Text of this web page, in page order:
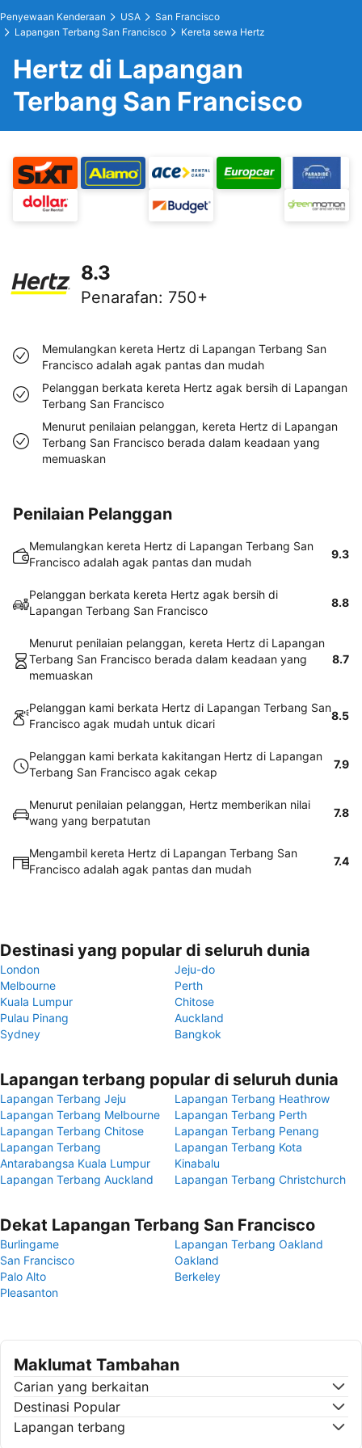
Penyewaan Kenderaan USA
San Francisco
Lapangan Terbang San Francisco
Kereta sewa Hertz
Hertz di Lapangan
Terbang San Francisco
8.3
Penarafan: 750+
Memulangkan kereta Hertz di Lapangan Terbang San
Francisco adalah agak pantas dan mudah
Pelanggan berkata kereta Hertz agak bersih di Lapangan
Terbang San Francisco
Menurut penilaian pelanggan, kereta Hertz di Lapangan
Terbang San Francisco berada dalam keadaan yang
memuaskan
Penilaian Pelanggan
Memulangkan kereta Hertz di Lapangan Terbang San
Francisco adalah agak pantas dan mudah
9.3
Pelanggan berkata kereta Hertz agak bersih di
Lapangan Terbang San Francisco
8.8
Menurut penilaian pelanggan, kereta Hertz di Lapangan
Terbang San Francisco berada dalam keadaan yang
memuaskan
8.7
Pelanggan kami berkata Hertz di Lapangan Terbang San
Francisco agak mudah untuk dicari
8.5
Pelanggan kami berkata kakitangan Hertz di Lapangan
Terbang San Francisco agak cekap
7.9
Menurut penilaian pelanggan, Hertz memberikan nilai
wang yang berpatutan
7.8
Mengambil kereta Hertz di Lapangan Terbang San
Francisco adalah agak pantas dan mudah
7.4
Destinasi yang popular di seluruh dunia
London
Jeju-do
Melbourne
Perth
Kuala Lumpur
Chitose
Pulau Pinang
Auckland
Sydney
Bangkok
Lapangan terbang popular di seluruh dunia
Lapangan Terbang Jeju
Lapangan Terbang Heathrow
Lapangan Terbang Melbourne
Lapangan Terbang Perth
Lapangan Terbang Chitose
Lapangan Terbang Penang
Lapangan Terbang
Antarabangsa Kuala Lumpur
Lapangan Terbang Kota
Kinabalu
Lapangan Terbang Auckland
Lapangan Terbang Christchurch
Dekat Lapangan Terbang San Francisco
Burlingame
Lapangan Terbang Oakland
San Francisco
Oakland
Palo Alto
Berkeley
Pleasanton
Maklumat Tambahan
Carian yang berkaitan
Destinasi Popular
Lapangan terbang